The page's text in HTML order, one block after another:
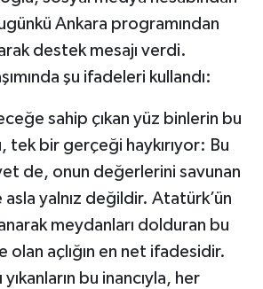
Ankara programından
destek mesajı verdi.
şu ifadeleri kullandı:
sahip çıkan yüz binlerin bu
tek bir gerçeği haykırıyor: Bu
de, onun değerlerini savunan
yalnız değildir. Atatürk’ün
meydanları dolduran bu
olan açlığın en net ifadesidir.
yıkanların bu inancıyla, her